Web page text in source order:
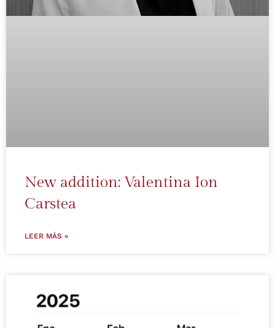
New addition: Valentina Ion
Carstea
LEER MÁS »